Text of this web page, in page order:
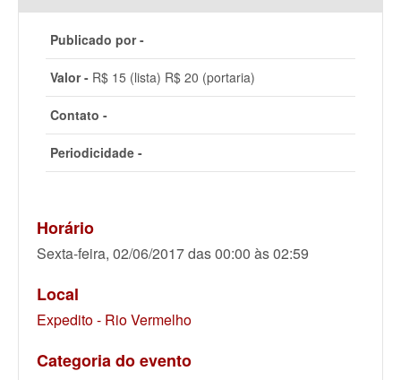
Publicado por -
Valor - R$ 15 (lista) R$ 20 (portaria)
Contato -
Periodicidade -
Horário
Sexta-feira, 02/06/2017 das 00:00 às 02:59
Local
Expedito - Rio Vermelho
Categoria do evento